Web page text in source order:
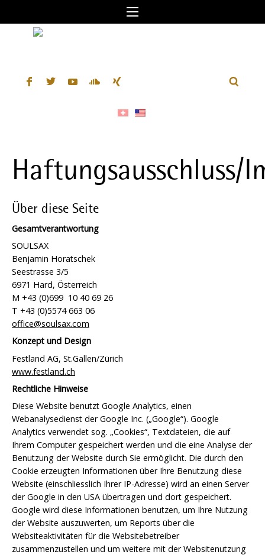
Haftungsausschluss/
Über diese Seite
Gesamtverantwortung
SOULSAX
Benjamin Horatschek
Seestrasse 3/5
6971 Hard, Österreich
M +43 (0)699 10 40 69 26
T +43 (0)5574 663 06
office@soulsax.com
Konzept und Design
Festland AG, St.Gallen/Zürich
www.festland.ch
Rechtliche Hinweise
Diese Website benutzt Google Analytics, einen
Webanalysedienst der Google Inc. („Google“). Google
Analytics verwendet sog. „Cookies“, Textdateien, die auf
Ihrem Computer gespeichert werden und die eine Analyse der
Benutzung der Website durch Sie ermöglicht. Die durch den
Cookie erzeugten Informationen über Ihre Benutzung diese
Website (einschliesslich Ihrer IP-Adresse) wird an einen Server
der Google in den USA übertragen und dort gespeichert.
Google wird diese Informationen benutzen, um Ihre Nutzung
der Website auszuwerten, um Reports über die
Websiteaktivitäten für die Websitebetreiber
zusammenzustellen und um weitere mit der Websitenutzung